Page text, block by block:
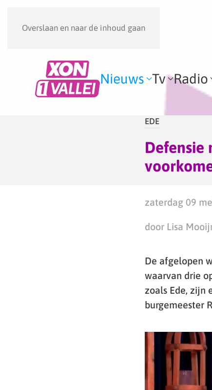
Overslaan en naar de inhoud gaan
Nieuws Tv Radio
EDE
Defensie
zaterdag 09
door Lisa
De afgelopen
waarvan drie
zoals Ede, zijn
burgemeester